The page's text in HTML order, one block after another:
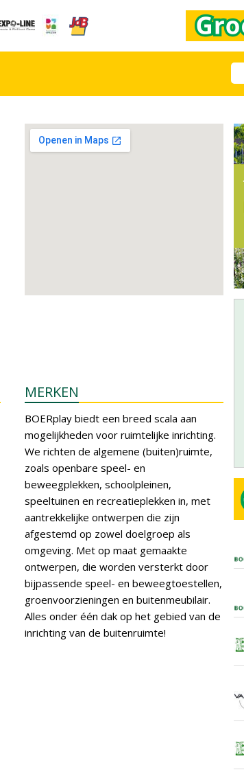
MERKEN
BOERplay biedt een breed scala aan
mogelijkheden voor ruimtelijke inrichting.
We richten de algemene (buiten)ruimte,
zoals openbare speel- en
beweegplekken, schoolpleinen,
speeltuinen en recreatieplekken in, met
aantrekkelijke ontwerpen die zijn
afgestemd op zowel doelgroep als
omgeving. Met op maat gemaakte
ontwerpen, die worden versterkt door
bijpassende speel- en beweegtoestellen,
groenvoorzieningen en buitenmeubilair.
Alles onder één dak op het gebied van de
inrichting van de buitenruimte!